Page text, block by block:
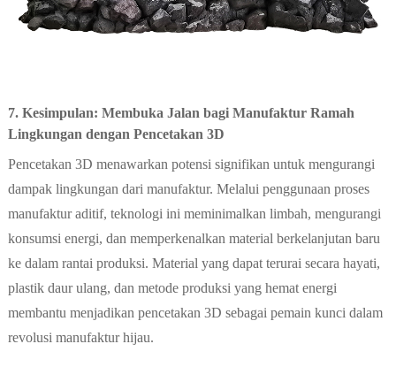
7. Kesimpulan: Membuka Jalan bagi Manufaktur Ramah
Lingkungan dengan Pencetakan 3D
Pencetakan 3D menawarkan potensi signifikan untuk mengurangi
dampak lingkungan dari manufaktur. Melalui penggunaan proses
manufaktur aditif, teknologi ini meminimalkan limbah, mengurangi
konsumsi energi, dan memperkenalkan material berkelanjutan baru
ke dalam rantai produksi. Material yang dapat terurai secara hayati,
plastik daur ulang, dan metode produksi yang hemat energi
membantu menjadikan pencetakan 3D sebagai pemain kunci dalam
revolusi manufaktur hijau.